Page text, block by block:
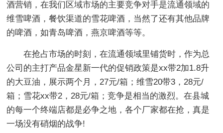
酒营销，在我们区域市场的主要竞争对手是流通领域的
维雪啤酒，餐饮渠道的雪花啤酒，当然了还有其他品牌
的啤酒，如青岛啤酒，燕京啤酒等等。
在抢占市场的时刻，在流通领域里铺货时，作为总
公司的主打产品金星新一代的促销政策是xx带2加1.8升
的大豆油，展示两个月，27元/箱；维雪20带3，28元/
箱；雪花xx带2，28元/箱；竞争是相当的激烈。在县城
的每一个终端店都是必争之地，各个厂家都在抢，真是
一场没有硝烟的战争!